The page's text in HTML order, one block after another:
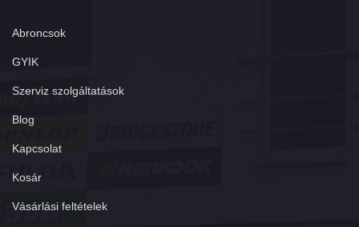
Abroncsok
GYIK
Szerviz szolgáltatások
Blog
Kapcsolat
Kosár
Vásárlási feltételek